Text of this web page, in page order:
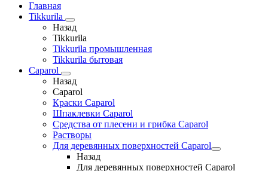
Главная
Tikkurila
Назад
Tikkurila
Tikkurila промышленная
Tikkurila бытовая
Caparol
Назад
Caparol
Краски Caparol
Шпаклевки Caparol
Средства от плесени и грибка Caparol
Растворы
Для деревянных поверхностей Caparol
Назад
Для деревянных поверхностей Caparol